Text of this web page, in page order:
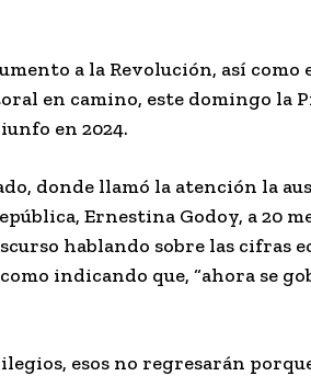
a la Revolución, así como
en camino, este domingo la
en 2024.
donde llamó la atención la
Ernestina Godoy, a 20
hablando sobre las cifras
indicando que, “ahora se
esos no regresarán